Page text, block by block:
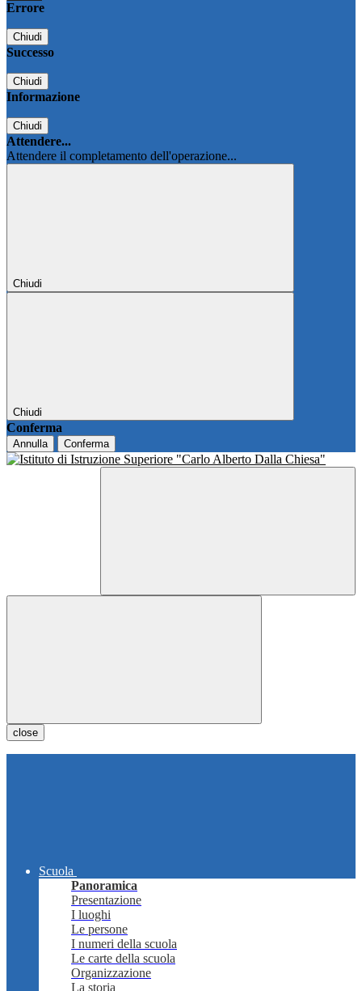
Errore
Chiudi
Successo
Chiudi
Informazione
Chiudi
Attendere...
Attendere il completamento dell'operazione...
Chiudi
Chiudi
Conferma
Annulla Conferma
close
Scuola
Panoramica
Presentazione
I luoghi
Le persone
I numeri della scuola
Le carte della scuola
Organizzazione
La storia